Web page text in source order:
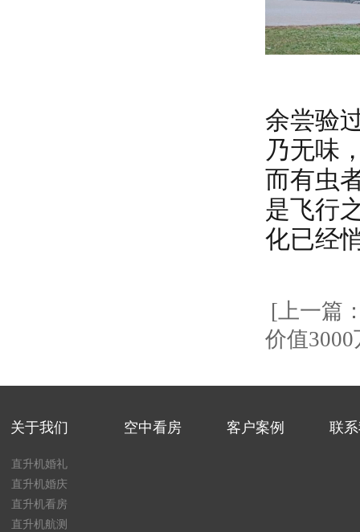
余尝验
乃无味
而有虫
是飞行
化已经
[上一篇
价值
关于我们
直升机婚礼
直升机婚庆
直升机看房
直升机航测
空中看房 客户案例 联